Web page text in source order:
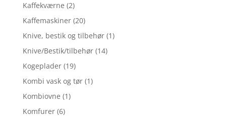
Kaffekværne (2)
Kaffemaskiner (20)
Knive, bestik og tilbehør (1)
Knive/Bestik/tilbehør (14)
Kogeplader (19)
Kombi vask og tør (1)
Kombiovne (1)
Komfurer (6)